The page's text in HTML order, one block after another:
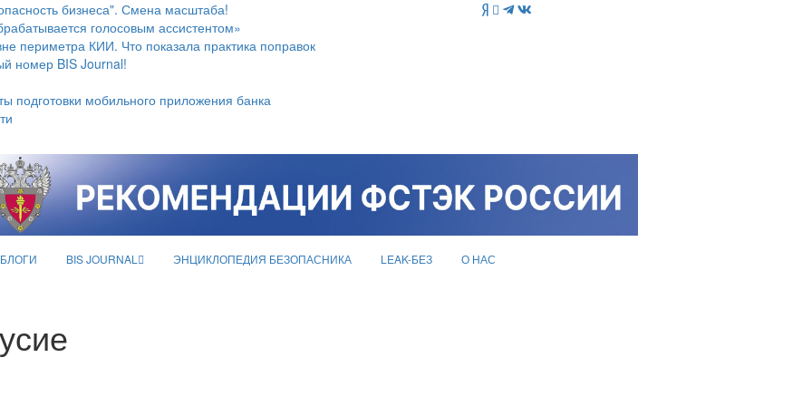
бизнеса". Смена масштаба!
голосовым ассистентом»
периметра КИИ. Что показала практика поправок
номер BIS Journal!
подготовки мобильного приложения банка
БЛОГИ BIS JOURNAL ЭНЦИКЛОПЕДИЯ БЕЗОПАСНИКА LEAK-БЕЗ О НАС